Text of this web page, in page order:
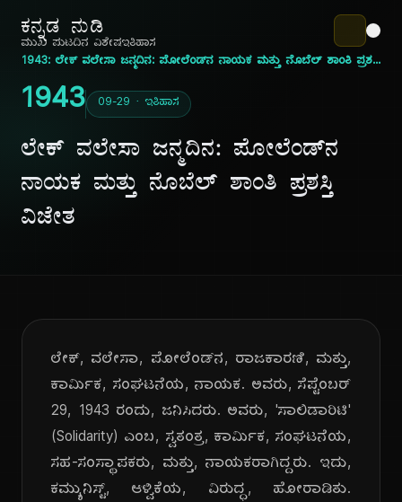
ಕನ್ನಡ ನುಡಿ
ಮುಖ ಪುಟದಿನ ವಿಶೇಷಇತಿಹಾಸ
1943: ಲೇಕ್ ವಲೇಸಾ ಜನ್ಮದಿನ: ಪೋಲೆಂಡ್‌ನ ನಾಯಕ ಮತ್ತು ನೊಬೆಲ್ ಶಾಂತಿ ಪ್ರಶಸ್ತಿ ವಿಜೇತ
1943 09-29 · ಇತಿಹಾಸ
ಲೇಕ್ ವಲೇಸಾ ಜನ್ಮದಿನ: ಪೋಲೆಂಡ್‌ನ
ನಾಯಕ ಮತ್ತು ನೊಬೆಲ್ ಶಾಂತಿ ಪ್ರಶಸ್ತಿ
ವಿಜೇತ
ಲೇಕ್, ವಲೇಸಾ, ಪೋಲೆಂಡ್‌ನ, ರಾಜಕಾರಣಿ, ಮತ್ತು,
ಕಾರ್ಮಿಕ, ಸಂಘಟನೆಯ, ನಾಯಕ. ಅವರು, ಸೆಪ್ಟೆಂಬರ್
29, 1943 ರಂದು, ಜನಿಸಿದರು. ಅವರು, 'ಸಾಲಿಡಾರಿಟಿ'
(Solidarity) ಎಂಬ, ಸ್ವತಂತ್ರ, ಕಾರ್ಮಿಕ, ಸಂಘಟನೆಯ,
ಸಹ-ಸಂಸ್ಥಾಪಕರು, ಮತ್ತು, ನಾಯಕರಾಗಿದ್ದರು. ಇದು,
ಕಮ್ಯುನಿಸ್ಟ್, ಆಳ್ವಿಕೆಯ, ವಿರುದ್ಧ, ಹೋರಾಡಿತು.